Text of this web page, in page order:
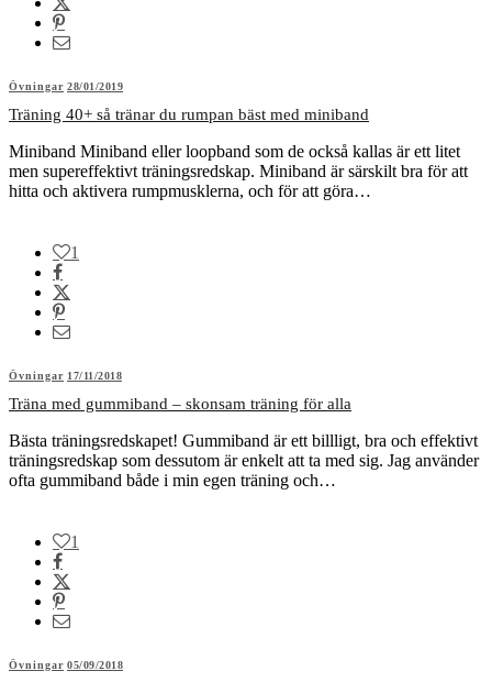
Övningar 28/01/2019
Träning 40+ så tränar du rumpan bäst med miniband
Miniband Miniband eller loopband som de också kallas är ett litet
men supereffektivt träningsredskap. Miniband är särskilt bra för att
hitta och aktivera rumpmusklerna, och för att göra…
1
Övningar 17/11/2018
Träna med gummiband – skonsam träning för alla
Bästa träningsredskapet! Gummiband är ett billligt, bra och effektivt
träningsredskap som dessutom är enkelt att ta med sig. Jag använder
ofta gummiband både i min egen träning och…
1
Övningar 05/09/2018